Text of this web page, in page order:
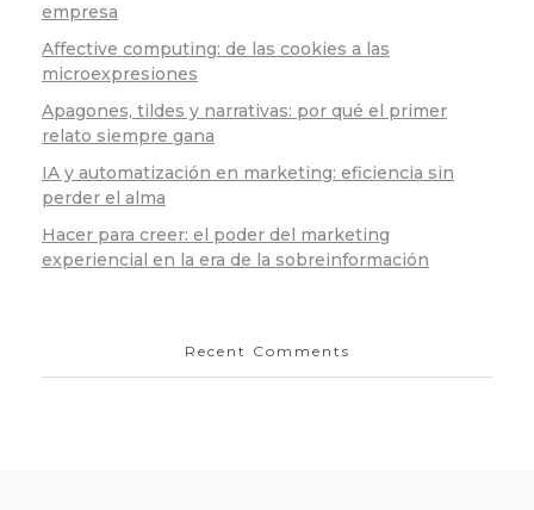
empresa
Affective computing: de las cookies a las
microexpresiones
Apagones, tildes y narrativas: por qué el primer
relato siempre gana
IA y automatización en marketing: eficiencia sin
perder el alma
Hacer para creer: el poder del marketing
experiencial en la era de la sobreinformación
Recent Comments